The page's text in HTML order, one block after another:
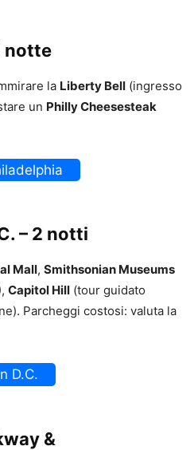
notte
la Liberty Bell (ingresso
un Philly Cheesesteak
– 2 notti
Mall, Smithsonian Museums
Capitol Hill (tour guidato
Parcheggi costosi: valuta la
D.C.
&